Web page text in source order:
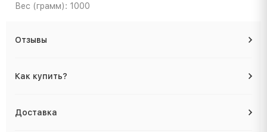
Вес (грамм): 1000
Отзывы
Как купить?
Доставка